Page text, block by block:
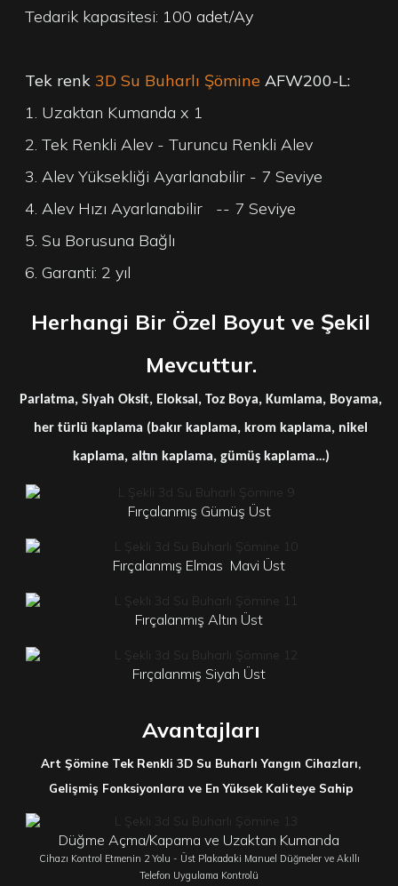
Tedarik kapasitesi: 100 adet/Ay
Tek renk 3D Su Buharlı Şömine AFW200-L:
1. Uzaktan Kumanda x 1
2. Tek Renkli Alev - Turuncu Renkli Alev
3. Alev Yüksekliği Ayarlanabilir - 7 Seviye
4. Alev Hızı Ayarlanabilir
-- 7 Seviye
5. Su Borusuna Bağlı
6. Garanti: 2 yıl
Herhangi Bir Özel Boyut ve Şekil
Mevcuttur.
Parlatma, Siyah Oksit, Eloksal, Toz Boya, Kumlama, Boyama,
her türlü kaplama (bakır kaplama, krom kaplama, nikel
kaplama, altın kaplama, gümüş kaplama…)
Fırçalanmış Gümüş Üst
Fırçalanmış Elmas Mavi Üst
Fırçalanmış Altın Üst
Fırçalanmış Siyah Üst
Avantajları
Art Şömine Tek Renkli 3D Su Buharlı Yangın Cihazları,
Gelişmiş Fonksiyonlara ve En Yüksek Kaliteye Sahip
Düğme Açma/Kapama ve Uzaktan Kumanda
Cihazı Kontrol Etmenin 2 Yolu - Üst Plakadaki Manuel Düğmeler ve Akıllı
Telefon Uygulama Kontrolü